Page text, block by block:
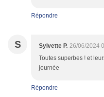
Répondre
S Sylvette P. 26/06/2024
Toutes superbes ! et
journée
Répondre